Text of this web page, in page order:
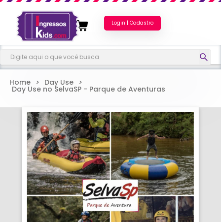
Login | Cadastro
Home > Day Use >
Day Use no SelvaSP - Parque de Aventuras